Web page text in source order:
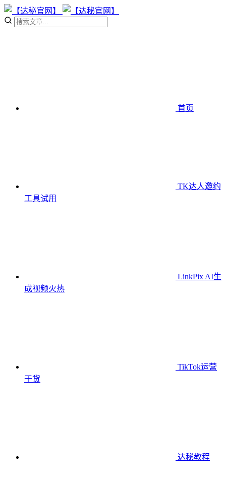
首页
TK达人邀约
工具试用
LinkPix AI生
成视频火热
TikTok运营
干货
达秘教程